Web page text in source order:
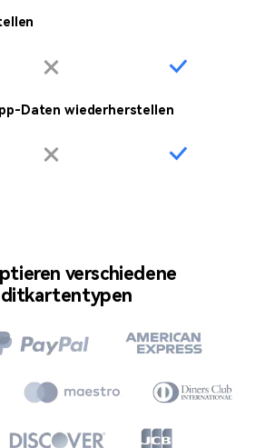
Daten wiederherstellen
verschiedene